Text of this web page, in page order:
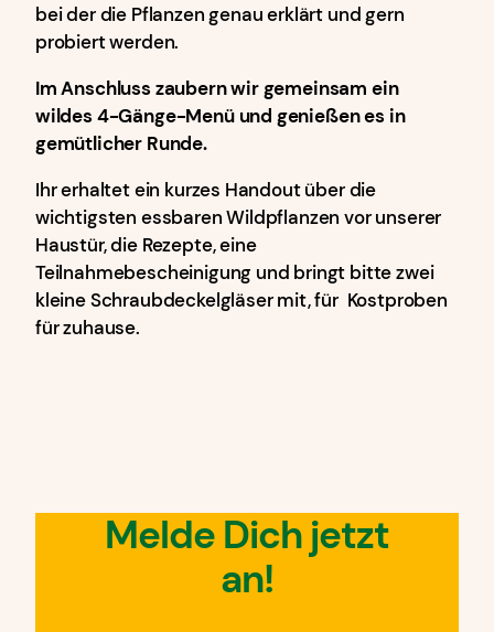
bei der die Pflanzen genau erklärt und gern
probiert werden.
Im Anschluss zaubern wir gemeinsam ein
wildes 4-Gänge-Menü und genießen es in
gemütlicher Runde.
Ihr erhaltet ein kurzes Handout über die
wichtigsten essbaren Wildpflanzen vor unserer
Haustür, die Rezepte, eine
Teilnahmebescheinigung und bringt bitte zwei
kleine Schraubdeckelgläser mit, für Kostproben
für zuhause.
Melde Dich jetzt
an!